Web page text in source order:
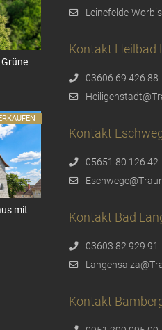
mit
Leinefelde-
Kontakt Heilbad
03606 69 426 88
Kontakt
05651 80 126 42
Kontakt Bad
03603 82 929 91
Kontakt